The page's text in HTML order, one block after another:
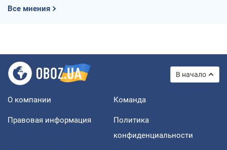
Все мнения
В начало
О компании Команда
Правовая информация
Политика
конфиденциальности